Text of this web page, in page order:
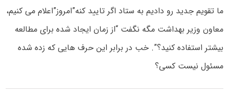
ما تقویم جدید رو دادیم به ستاد اگر تایید کنه”امروز”اعلام می کنیم،
معاون وزیر بهداشت مگه نگفت “از زمان ایجاد شده برای مطالعه
بیشتر استفاده کنید؟”. خب در برابر این حرف هایی که زده شده
مسئول نیست کسی؟